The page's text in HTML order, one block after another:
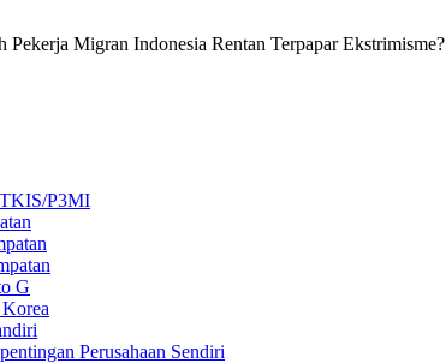
Pekerja Migran Indonesia Rentan Terpapar Ekstrimisme?
P3MI
G
Perusahaan Sendiri